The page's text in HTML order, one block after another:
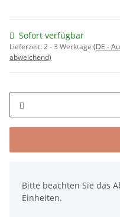
Sofort verfügbar
Lieferzeit:2 - 3 Werktage (DE -
abweichend)
Bitte beachten Sie das
Einheiten.